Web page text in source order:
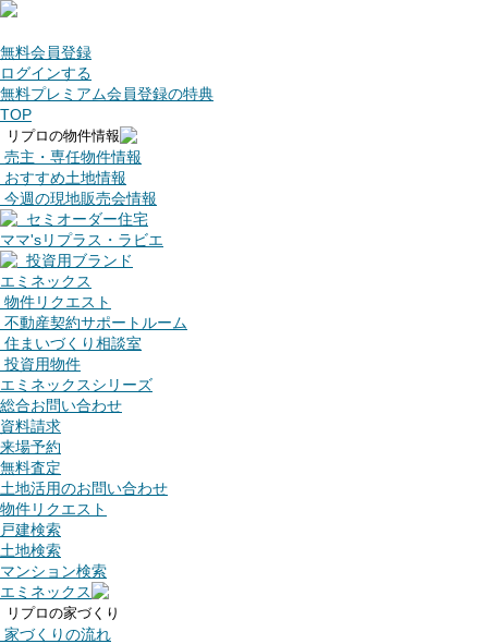
無料会員登録
ログインする
無料プレミアム会員登録の特典
TOP
リプロの物件情報
売主・専任物件情報
おすすめ土地情報
今週の現地販売会情報
セミオーダー住宅
ママ'sリプラス・ラビエ
投資用ブランド
エミネックス
物件リクエスト
不動産契約サポートルーム
住まいづくり相談室
投資用物件
エミネックスシリーズ
総合お問い合わせ
資料請求
来場予約
無料査定
土地活用のお問い合わせ
物件リクエスト
戸建検索
土地検索
マンション検索
エミネックス
リプロの家づくり
家づくりの流れ